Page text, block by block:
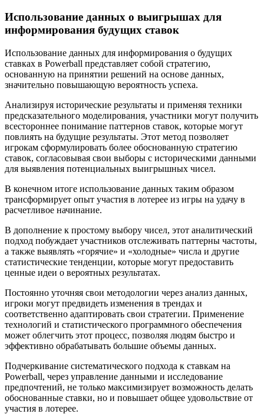
Использование данных о выигрышах для
информирования будущих ставок
Использование данных для информирования о будущих
ставках в Powerball представляет собой стратегию,
основанную на принятии решений на основе данных,
значительно повышающую вероятность успеха.
Анализируя исторические результаты и применяя техники
предсказательного моделирования, участники могут получить
всестороннее понимание паттернов ставок, которые могут
повлиять на будущие результаты. Этот метод позволяет
игрокам сформулировать более обоснованную стратегию
ставок, согласовывая свои выборы с историческими данными
для выявления потенциальных выигрышных чисел.
В конечном итоге использование данных таким образом
трансформирует опыт участия в лотерее из игры на удачу в
расчетливое начинание.
В дополнение к простому выбору чисел, этот аналитический
подход побуждает участников отслеживать паттерны частоты,
а также выявлять «горячие» и «холодные» числа и другие
статистические тенденции, которые могут предоставить
ценные идеи о вероятных результатах.
Постоянно уточняя свои методологии через анализ данных,
игроки могут предвидеть изменения в трендах и
соответственно адаптировать свои стратегии. Применение
технологий и статистического программного обеспечения
может облегчить этот процесс, позволяя людям быстро и
эффективно обрабатывать большие объемы данных.
Подчеркивание систематического подхода к ставкам на
Powerball, через управление данными и исследование
предпочтений, не только максимизирует возможность делать
обоснованные ставки, но и повышает общее удовольствие от
участия в лотерее.